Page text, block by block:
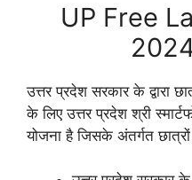
UP Free
उत्तर प्रदेश सरकार के द्वारा
के लिए उत्तर प्रदेश श्री
योजना है जिसके अंतर्गत